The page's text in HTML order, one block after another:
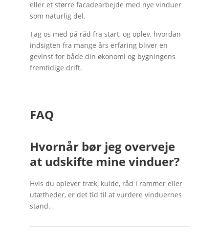
eller et større facadearbejde med nye vinduer
som naturlig del.
Tag os med på råd fra start, og oplev, hvordan
indsigten fra mange års erfaring bliver en
gevinst for både din økonomi og bygningens
fremtidige drift.
FAQ
Hvornår bør jeg overveje
at udskifte mine vinduer?
Hvis du oplever træk, kulde, råd i rammer eller
utætheder, er det tid til at vurdere vinduernes
stand.